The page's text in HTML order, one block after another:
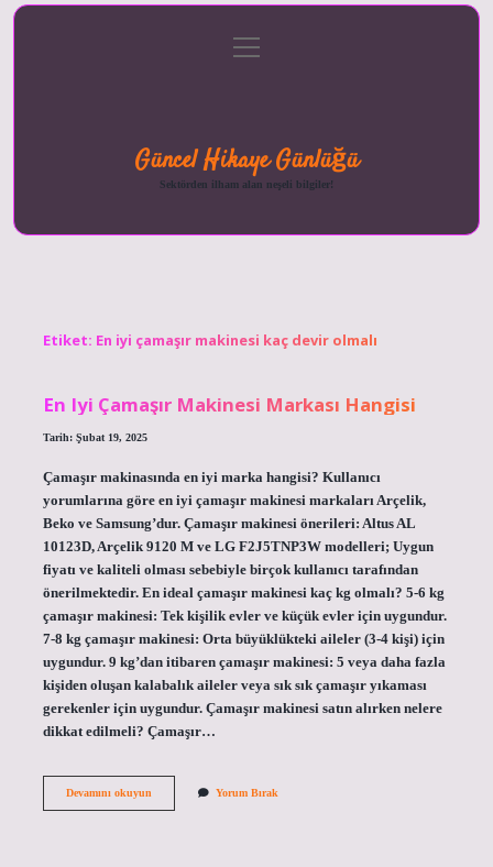
menüyü
aç
Güncel Hikaye Günlüğü
Sektörden ilham alan neşeli bilgiler!
Etiket: En iyi çamaşır makinesi kaç devir olmalı
En Iyi Çamaşır Makinesi Markası Hangisi
Tarih: Şubat 19, 2025
Çamaşır makinasında en iyi marka hangisi? Kullanıcı
yorumlarına göre en iyi çamaşır makinesi markaları Arçelik,
Beko ve Samsung’dur. Çamaşır makinesi önerileri: Altus AL
10123D, Arçelik 9120 M ve LG F2J5TNP3W modelleri; Uygun
fiyatı ve kaliteli olması sebebiyle birçok kullanıcı tarafından
önerilmektedir. En ideal çamaşır makinesi kaç kg olmalı? 5-6 kg
çamaşır makinesi: Tek kişilik evler ve küçük evler için uygundur.
7-8 kg çamaşır makinesi: Orta büyüklükteki aileler (3-4 kişi) için
uygundur. 9 kg’dan itibaren çamaşır makinesi: 5 veya daha fazla
kişiden oluşan kalabalık aileler veya sık sık çamaşır yıkaması
gerekenler için uygundur. Çamaşır makinesi satın alırken nelere
dikkat edilmeli? Çamaşır…
Devamını okuyunEn
Yorum Bırak